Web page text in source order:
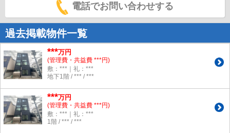
電話でお問い合わせする
過去掲載物件一覧
***万円
(管理費・共益費 ***円)
敷：***｜礼：***
地下1階 / *** / ***
***万円
(管理費・共益費 ***円)
敷：***｜礼：***
1階 / *** / ***